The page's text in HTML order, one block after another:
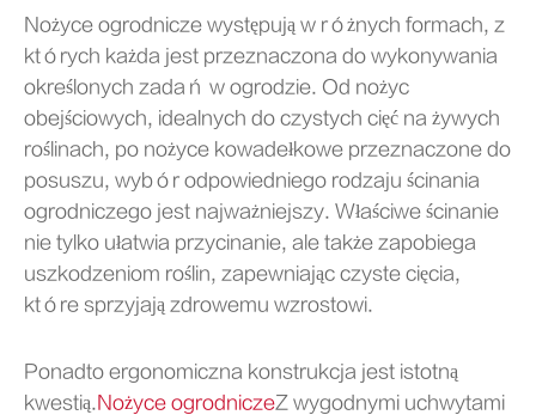
Nożyce ogrodnicze występują w różnych formach, z
których każda jest przeznaczona do wykonywania
określonych zadań w ogrodzie. Od nożyc
obejściowych, idealnych do czystych cięć na żywych
roślinach, po nożyce kowadełkowe przeznaczone do
posuszu, wybór odpowiedniego rodzaju ścinania
ogrodniczego jest najważniejszy. Właściwe ścinanie
nie tylko ułatwia przycinanie, ale także zapobiega
uszkodzeniom roślin, zapewniając czyste cięcia,
które sprzyjają zdrowemu wzrostowi.
Ponadto ergonomiczna konstrukcja jest istotną
kwestią.Nożyce ogrodniczeZ wygodnymi uchwytami